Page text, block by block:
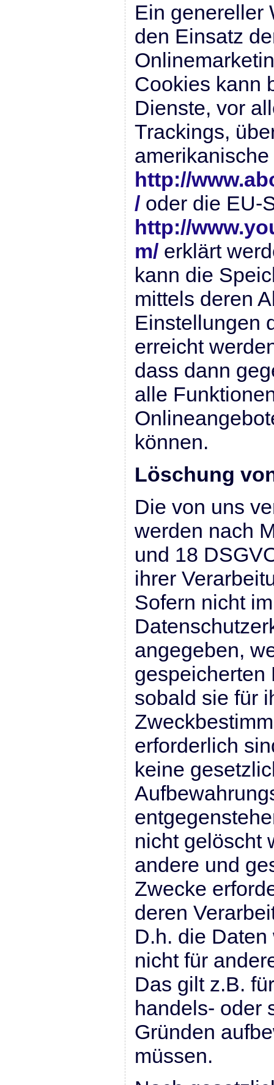
Ein genereller
den Einsatz
Cookies kann
Dienste, vor
Trackings,
http://
/oder die EU-
http://
m/erklärt
kann die
mittels deren
Einstellungen
erreicht
dass dann
alle
können.
Löschung
Die von uns
werden nach
und 18
ihrer
Sofern nicht
angegeben,
gespeicherten
sobald sie für
erforderlich
keine
nicht gelöscht
andere und
Zwecke
deren
D.h. die
nicht für
Das gilt z.B.
handels- oder
Gründen
müssen.